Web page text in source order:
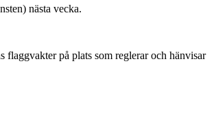
nästa vecka.
på plats som reglerar och hänvisar